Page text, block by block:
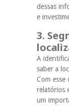
dessas
e
3.
A
saber a
Com esse
relatórios
um